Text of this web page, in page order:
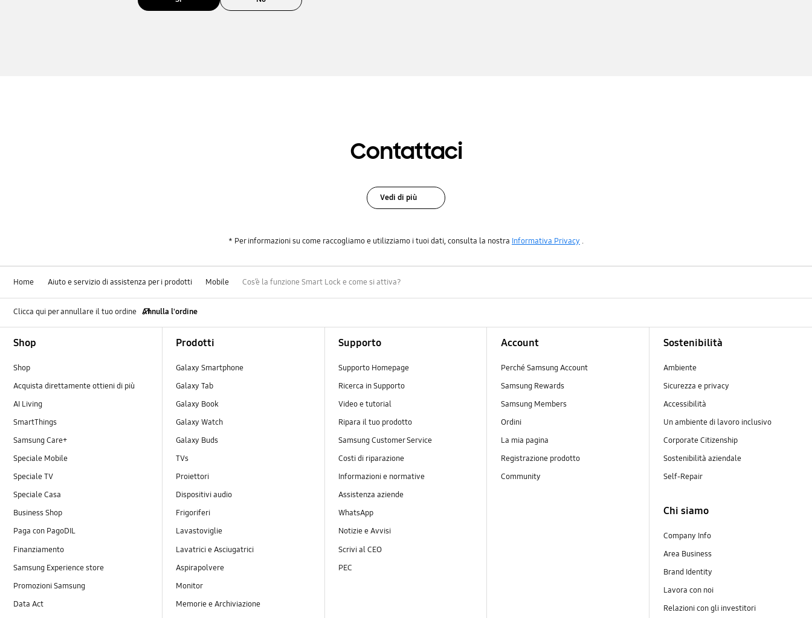
Contattaci
Vedi di più
* Per informazioni su come raccogliamo e utilizziamo i tuoi dati, consulta la nostra Informativa Privacy .
Home Aiuto e servizio di assistenza per i prodotti Mobile Cos’è la funzione Smart Lock e come si attiva?
Clicca qui per annullare il tuo ordine Annulla l'ordine
Shop
Shop
Acquista direttamente ottieni di più
AI Living
SmartThings
Samsung Care+
Speciale Mobile
Speciale TV
Speciale Casa
Business Shop
Paga con PagoDIL
Finanziamento
Samsung Experience store
Promozioni Samsung
Data Act
Prodotti
Galaxy Smartphone
Galaxy Tab
Galaxy Book
Galaxy Watch
Galaxy Buds
TVs
Proiettori
Dispositivi audio
Frigoriferi
Lavastoviglie
Lavatrici e Asciugatrici
Aspirapolvere
Monitor
Memorie e Archiviazione
Supporto
Supporto Homepage
Ricerca in Supporto
Video e tutorial
Ripara il tuo prodotto
Samsung Customer Service
Costi di riparazione
Informazioni e normative
Assistenza aziende
WhatsApp
Notizie e Avvisi
Scrivi al CEO
PEC
Account
Perché Samsung Account
Samsung Rewards
Samsung Members
Ordini
La mia pagina
Registrazione prodotto
Community
Sostenibilità
Ambiente
Sicurezza e privacy
Accessibilità
Un ambiente di lavoro inclusivo
Corporate Citizenship
Sostenibilità aziendale
Self-Repair
Chi siamo
Company Info
Area Business
Brand Identity
Lavora con noi
Relazioni con gli investitori